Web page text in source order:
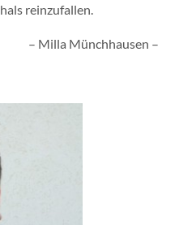
reinzufallen.
– Milla Münchhausen –